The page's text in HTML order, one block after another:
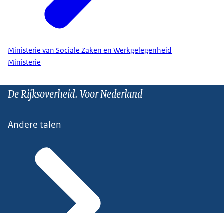
Ministerie van Sociale Zaken en Werkgelegenheid
Ministerie
De Rijksoverheid. Voor Nederland
Andere talen